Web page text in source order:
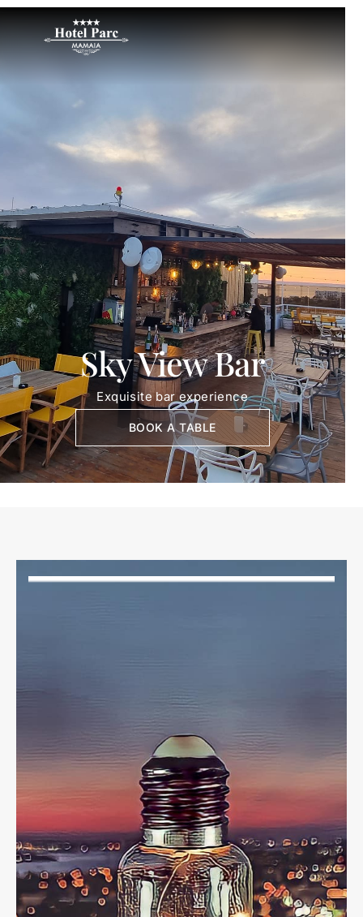
Sky View Bar
Exquisite bar experience
BOOK A TABLE